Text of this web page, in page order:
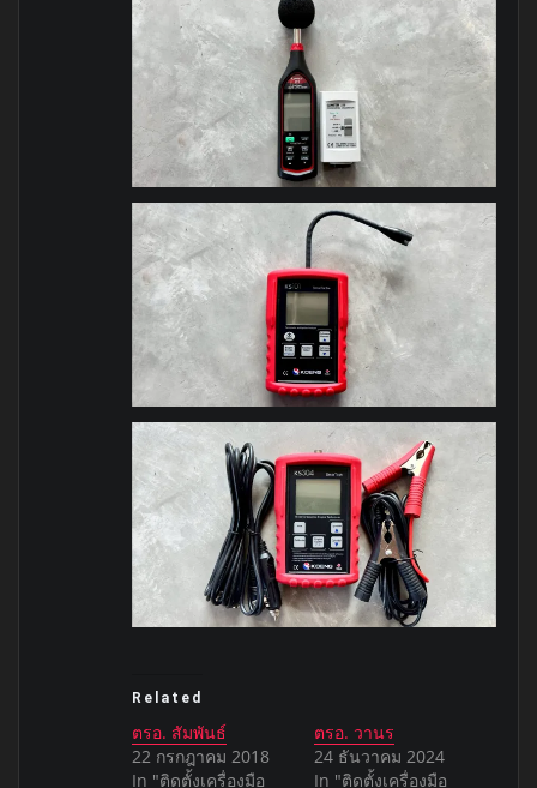
Related
ตรอ. สัมพันธ์
22 กรกฎาคม 2018
In "ติดตั้งเครื่องมือ
ตรอ. วานร
24 ธันวาคม 2024
In "ติดตั้งเครื่องมือ